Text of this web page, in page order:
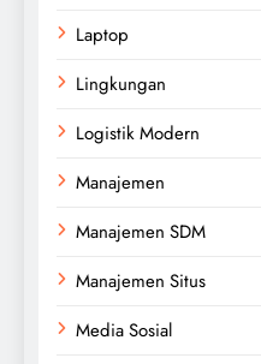
Laptop
Lingkungan
Logistik Modern
Manajemen
Manajemen SDM
Manajemen Situs
Media Sosial